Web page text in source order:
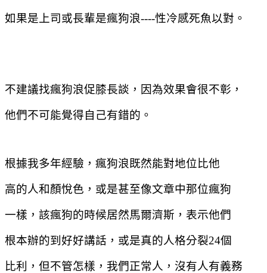
如果是上司或長輩是瘋狗浪----性冷感死魚以對。
不建議找瘋狗浪促膝長談，因為效果會很不彰，
他們不可能覺得自己有錯的。
根據我多年經驗，瘋狗浪既然能對地位比他
高的人和顏悅色，或是甚至像文章中那位瘋狗
一樣，該瘋狗的時候居然馬爾濟斯，表示他們
根本辦的到好好講話，或是真的人格分裂24個
比利，但不管怎樣，我們正常人，沒有人有義務